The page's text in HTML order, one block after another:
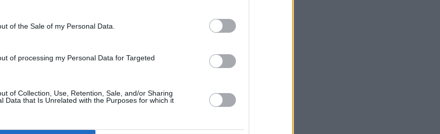
of the Sale of my Personal Data.
of processing my Personal Data for Targeted
of Collection, Use, Retention, Sale, and/or Sharing
Data that Is Unrelated with the Purposes for which it